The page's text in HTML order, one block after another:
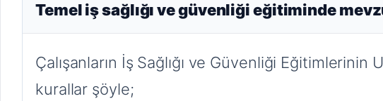
Temel iş sağlığı ve güvenliği eğitiminde
Çalışanların İş Sağlığı ve Güvenliği
kurallar şöyle;